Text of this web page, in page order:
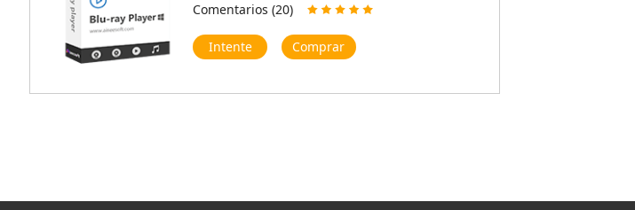
Comentarios (20)
Intente Comprar